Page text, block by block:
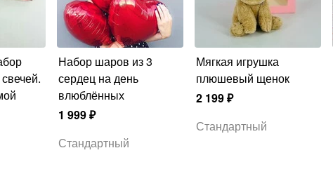
Набор шаров из 3
сердец на день
влюблённых
1 999₽
Стандартный
Мягкая игрушка
плюшевый щенок
2 199₽
Стандартный